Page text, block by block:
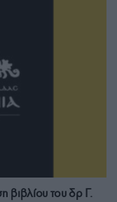
του δρ Γ.